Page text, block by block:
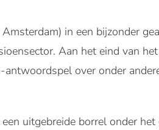
in een bijzonder
Aan het eind van
over onder
uitgebreide borrel onder